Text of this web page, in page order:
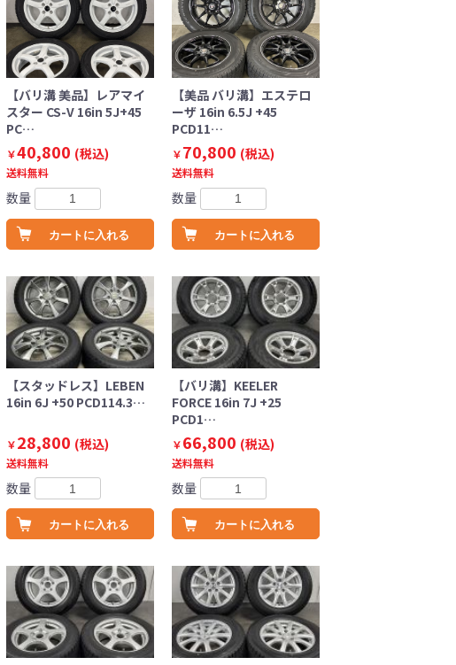
【バリ溝 美品】レアマイ
スター CS-V 16in 5J+45
PC…
￥40,800 (税込)
送料無料
数量
カートに入れる
【美品 バリ溝】エステロ
ーザ 16in 6.5J +45
PCD11…
￥70,800 (税込)
送料無料
数量
カートに入れる
【スタッドレス】LEBEN
16in 6J +50 PCD114.3…
￥28,800 (税込)
送料無料
数量
カートに入れる
【バリ溝】KEELER
FORCE 16in 7J +25
PCD1…
￥66,800 (税込)
送料無料
数量
カートに入れる